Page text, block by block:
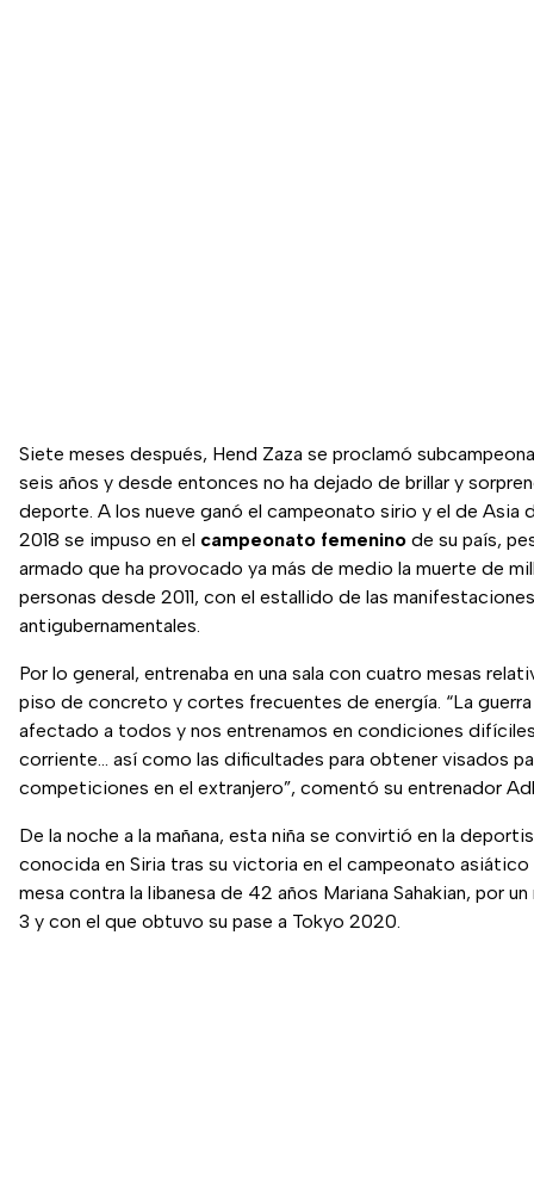
Siete meses después, Hend Zaza se proclamó
seis años y desde entonces no ha dejado de brillar y
deporte. A los nueve ganó el campeonato sirio y el de Asia
2018 se impuso en el campeonato femenino de su país,
armado que ha provocado ya más de medio la muerte de
personas desde 2011, con el estallido de las manifestaciones
antigubernamentales.
Por lo general, entrenaba en una sala con cuatro mesas
piso de concreto y cortes frecuentes de energía. “La guerra
afectado a todos y nos entrenamos en condiciones
corriente... así como las dificultades para obtener visados
competiciones en el extranjero”, comentó su entrenador
De la noche a la mañana, esta niña se convirtió en la
conocida en Siria tras su victoria en el campeonato
mesa contra la libanesa de 42 años Mariana Sahakian, por
3 y con el que obtuvo su pase a Tokyo 2020.